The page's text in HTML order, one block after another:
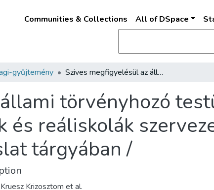
Communities & Collections All of DSpace
gyűjtemény Szives megfigyelésül az állami törvényhozó testület ... tagjainak a gymnasiumok és reáliskolák szervezetéről szóló 377. számu törvényjavaslat tárgyában /
törvényhozó
és reáliskolák
tárgyában /
Krizosztom et al.